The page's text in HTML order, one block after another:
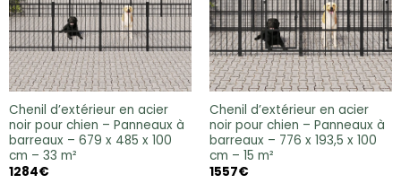
Chenil d’extérieur en acier
noir pour chien – Panneaux à
barreaux – 679 x 485 x 100
cm – 33 m²
1284€
Chenil d’extérieur en acier
noir pour chien – Panneaux à
barreaux – 776 x 193,5 x 100
cm – 15 m²
1557€